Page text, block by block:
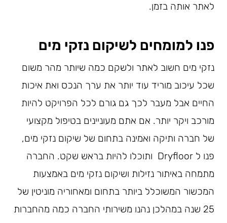
לאתר אותה בזמן.
פנו למומחים לשיקום נזקי מים
נזקי מים חשוב לאתר ולשקם כמה שיותר מהר משום
שכל עיכוב מוריד עוד יותר את ערך הנכס ואת איכות
החיים אבל מעבר לכך גם גורם לכל הפרויקט להיות
מורכב ויקר יותר. אם אתם מעוניינים בטיפול מקצועי
של חברה ותיקה ואמינה בתחום של שיקום נזקי מים,
פנו ל Dryfloor ותוכלו להיות בראש שקט. החברה
מתמחה באיתור נזילות ושיקום נזקי מים באמצעות
המכשור המשוכלל ביותר בתחום ומאחוריה מוניטין של
25 שנה במהלכן נהנו משירותי החברה כמה מהחברות